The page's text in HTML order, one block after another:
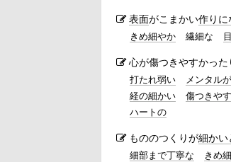
表面がこまかい作り に
きめ細やか 繊細な
心が傷つきやすかっ
打たれ弱い メンタル
経の細かい
傷つきや
ハートの
もののつくりが細かい
細部まで丁寧な きめ